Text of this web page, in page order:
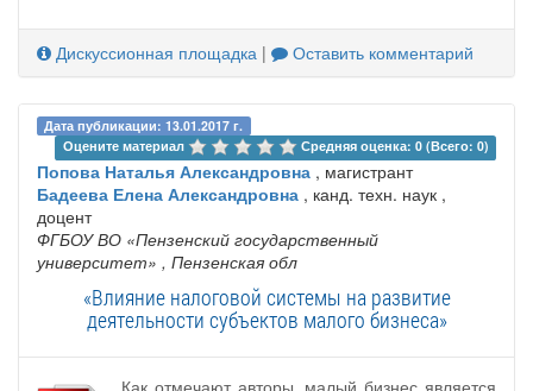
Дискуссионная площадка | Оставить комментарий
Дата публикации: 13.01.2017 г.
Оцените материал
Средняя оценка: 0 (Всего: 0)
Попова Наталья Александровна , магистрант
Бадеева Елена Александровна , канд. техн. наук ,
доцент
ФГБОУ ВО «Пензенский государственный
университет» , Пензенская обл
«Влияние налоговой системы на развитие
деятельности субъектов малого бизнеса»
Как отмечают авторы, малый бизнес является